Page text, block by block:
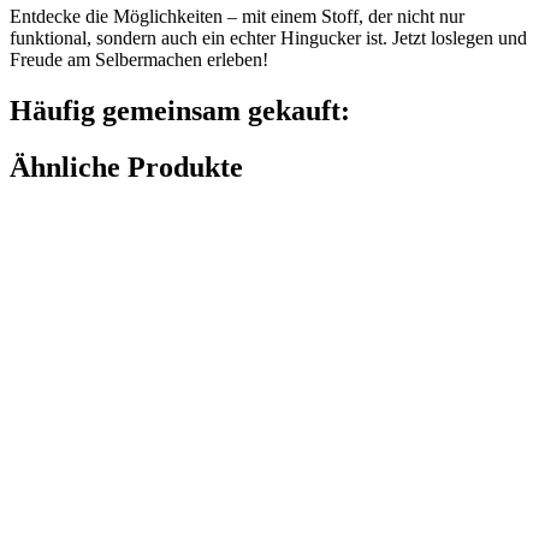
Entdecke die Möglichkeiten – mit einem Stoff, der nicht nur
funktional, sondern auch ein echter Hingucker ist. Jetzt loslegen und
Freude am Selbermachen erleben!
Häufig gemeinsam gekauft:
Ähnliche Produkte